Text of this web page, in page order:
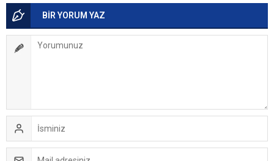
BİR YORUM YAZ